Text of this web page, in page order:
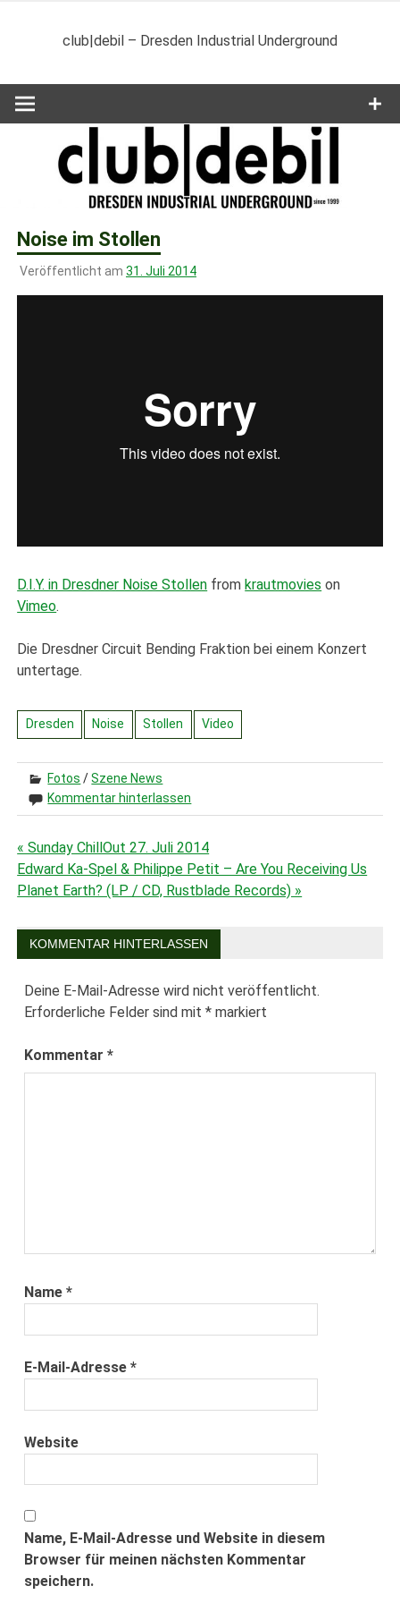
club|debil – Dresden Industrial Underground
Noise im Stollen
Veröffentlicht am 31. Juli 2014
D.I.Y. in Dresdner Noise Stollen from krautmovies on
Vimeo.
Die Dresdner Circuit Bending Fraktion bei einem Konzert
untertage.
Dresden Noise Stollen Video
Fotos /Szene News
Kommentar hinterlassen
Beitragsnavigation
« Sunday ChillOut 27. Juli 2014
Edward Ka-Spel & Philippe Petit – Are You Receiving Us
Planet Earth? (LP / CD, Rustblade Records) »
KOMMENTAR HINTERLASSEN
Deine E-Mail-Adresse wird nicht veröffentlicht.
Erforderliche Felder sind mit* markiert
Kommentar*
Name*
E-Mail-Adresse*
Website
Name, E-Mail-Adresse und Website in diesem
Browser für meinen nächsten Kommentar
speichern.